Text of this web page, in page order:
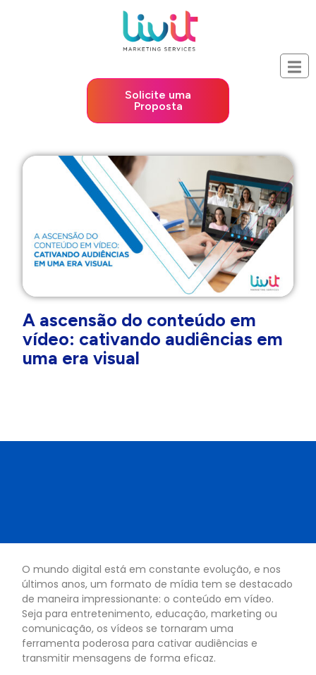
Solicite uma
Proposta
A ascensão do conteúdo em
vídeo: cativando audiências em
uma era visual
O mundo digital está em constante evolução, e nos
últimos anos, um formato de mídia tem se destacado
de maneira impressionante: o conteúdo em vídeo.
Seja para entretenimento, educação, marketing ou
comunicação, os vídeos se tornaram uma
ferramenta poderosa para cativar audiências e
transmitir mensagens de forma eficaz.